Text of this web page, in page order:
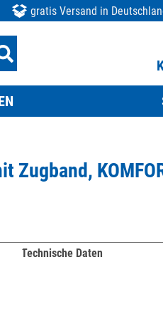
gratis Versand in
Zugband,
Technische Daten